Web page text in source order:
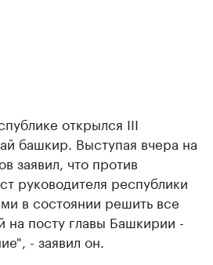
открылся III
башкир. Выступая вчера на
заявил, что против
руководителя республики
в состоянии решить все
на посту главы Башкирии -
- заявил он.